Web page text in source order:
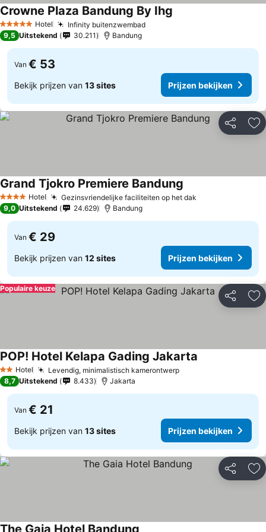
5 Sterren Hotel Infinity buitenzwembadPrijzen bekijken
Crowne Plaza Bandung By Ihg
9,5 Uitstekend 30.211 Bandung
Van € 53
Bekijk prijzen van 13 sites Prijzen bekijken
Delen
4 SterrenHotel Gezinsvriendelijke faciliteiten op het dak
Grand Tjokro Premiere Bandung
9,0 Uitstekend 24.629 Bandung
Van € 29
Bekijk prijzen van 12 sites Prijzen bekijken
Delen
Populaire keuze
2 Sterren
Hotel Levendig, minimalistisch kamerontwerpPrijzen bekijken
POP! Hotel Kelapa Gading Jakarta
8,7 Uitstekend 8.433 Jakarta
Van € 21
Bekijk prijzen van 13 sites Prijzen bekijken
Delen
The Gaia Hotel Bandung